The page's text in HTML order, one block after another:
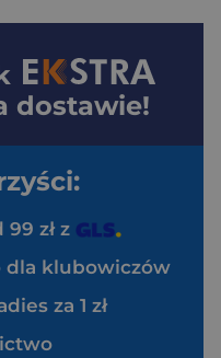
dostawie!
zł z
dla klubowiczów
za 1 zł